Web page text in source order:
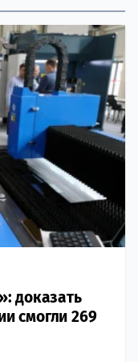
доказать
смогли 269